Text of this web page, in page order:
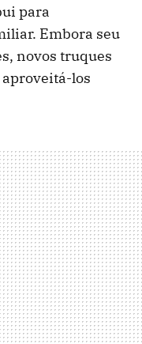
para
Embora seu
novos truques
los